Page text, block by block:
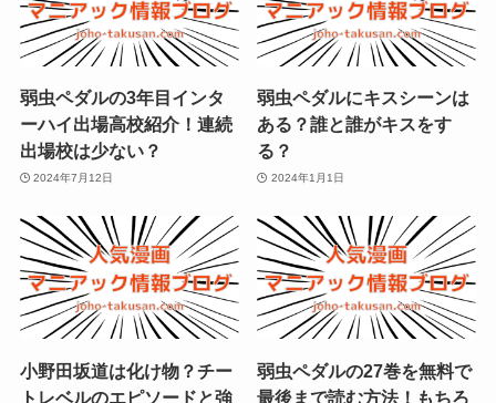
弱虫ペダルの3年目インタ
ーハイ出場高校紹介！連続
出場校は少ない？
2024年7月12日
弱虫ペダルにキスシーンは
ある？誰と誰がキスをす
る？
2024年1月1日
小野田坂道は化け物？チー
トレベルのエピソードと強
弱虫ペダルの27巻を無料で
最後まで読む方法！もちろ